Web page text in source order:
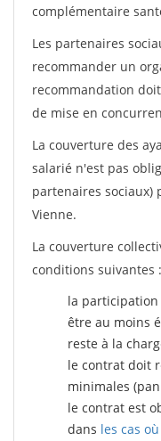
complémentaire
Les partenaires
recommander un
recommandation
de mise en
La couverture des
salarié n'est pas
partenaires sociaux)
Vienne.
La couverture
conditions suivantes
la
être au moins
reste à la
le contrat doit
minimales
le contrat est
dans les cas